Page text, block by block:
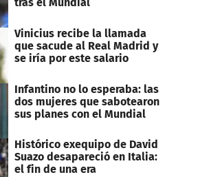
Vinicius recibe la llamada
que sacude al Real Madrid y
se iría por este salario
Infantino no lo esperaba: las
dos mujeres que sabotearon
sus planes con el Mundial
Histórico exequipo de David
Suazo desapareció en Italia:
el fin de una era